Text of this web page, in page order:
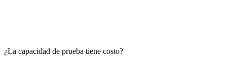
¿La capacidad de prueba tiene costo?